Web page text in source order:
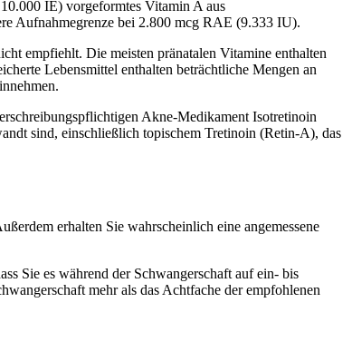
IE) vorgeformtes Vitamin A aus
Aufnahmegrenze bei 2.800 mcg RAE (9.333 IU).
empfiehlt. Die meisten pränatalen Vitamine enthalten
Lebensmittel enthalten beträchtliche Mengen an
Akne-Medikament Isotretinoin
sind, einschließlich topischem Tretinoin (Retin-A), das
erhalten Sie wahrscheinlich eine angemessene
Sie es während der Schwangerschaft auf ein- bis
mehr als das Achtfache der empfohlenen